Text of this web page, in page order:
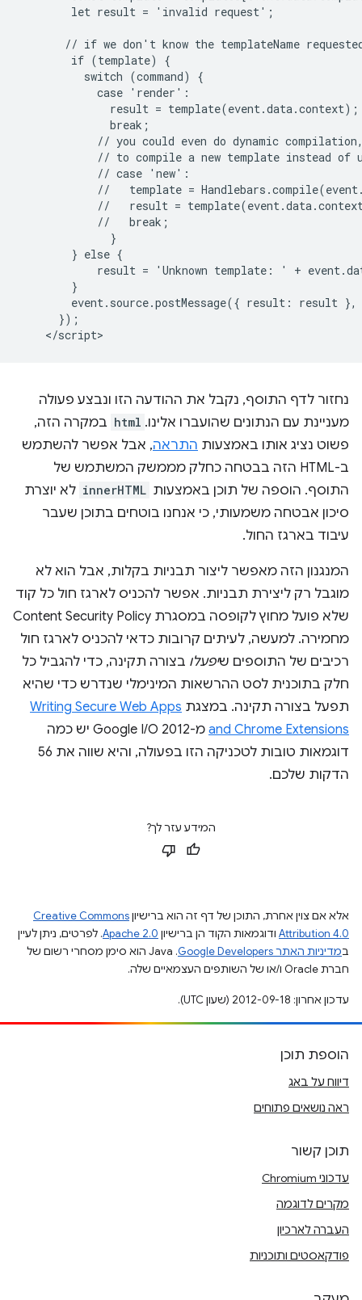
        let result = 'invalid request';
// if we don't know the templateName
        if (template) {
          switch (command) {
            case 'render':
              result = template(event.data.context);
              break;
// you could even do dynamic
// to compile a new template instead of
            // case 'new':
//   template =
//   result =
            //   break;
              }
        } else {
result = 'Unknown template: ' +
        }
event.source.postMessage({ result: result
      });
נחזור לדף התוסף, נקבל את ההודעה הזו ונבצע פעולה
מעניינת עם הנתונים שהועברו אלינו. html במקרה הזה,
פשוט נציג אותו באמצעות התראה, אבל אפשר להשתמש
ב-HTML הזה בבטחה כחלק מממשק המשתמש של
התוסף. הוספה של תוכן באמצעות innerHTML לא יוצרת
סיכון אבטחה משמעותי, כי אנחנו בוטחים בתוכן שעבר
עיבוד בארגז החול.
המנגנון הזה מאפשר ליצור תבניות בקלות, אבל הוא לא
מוגבל רק ליצירת תבניות. אפשר להכניס לארגז חול כל קוד
שלא פועל מחוץ לקופסה במסגרת Content Security Policy
מחמירה. למעשה, לעיתים קרובות כדאי להכניס לארגז חול
רכיבים של התוספים שיפעלו בצורה תקינה, כדי להגביל כל
חלק בתוכנית לסט ההרשאות המינימלי שנדרש כדי שהיא
תפעל בצורה תקינה. במצגת Writing Secure Web Apps
and Chrome Extensions
מ-Google I/O 2012 יש כמה
דוגמאות טובות לטכניקה הזו בפעולה, והיא שווה את 56
הדקות שלכם.
המידע עזר לך?
אלא אם צוין אחרת, התוכן של דף זה הוא ברישיוןCreative Commons
Attribution 4.0 ודוגמאות הקוד הן ברישיון Apache 2.0. לפרטים, ניתן לעיין
במדיניות האתר Google Developers‏
.‏ Java הוא סימן מסחרי רשום של
חברת Oracle ו/או של השותפים העצמאיים שלה.
עדכון אחרון: 2012-09-18 (שעון UTC).
הוספת תוכן
דיווח על באג
ראה נושאים פתוחים
תוכן קשור
עדכוני Chromium
מקרים לדוגמה
העברה לארכיון
פודקאסטים ותוכניות